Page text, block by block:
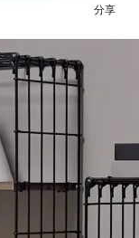
分享